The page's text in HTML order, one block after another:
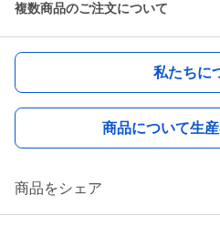
複数商品のご注文について
私たちに
商品について生
商品をシェア